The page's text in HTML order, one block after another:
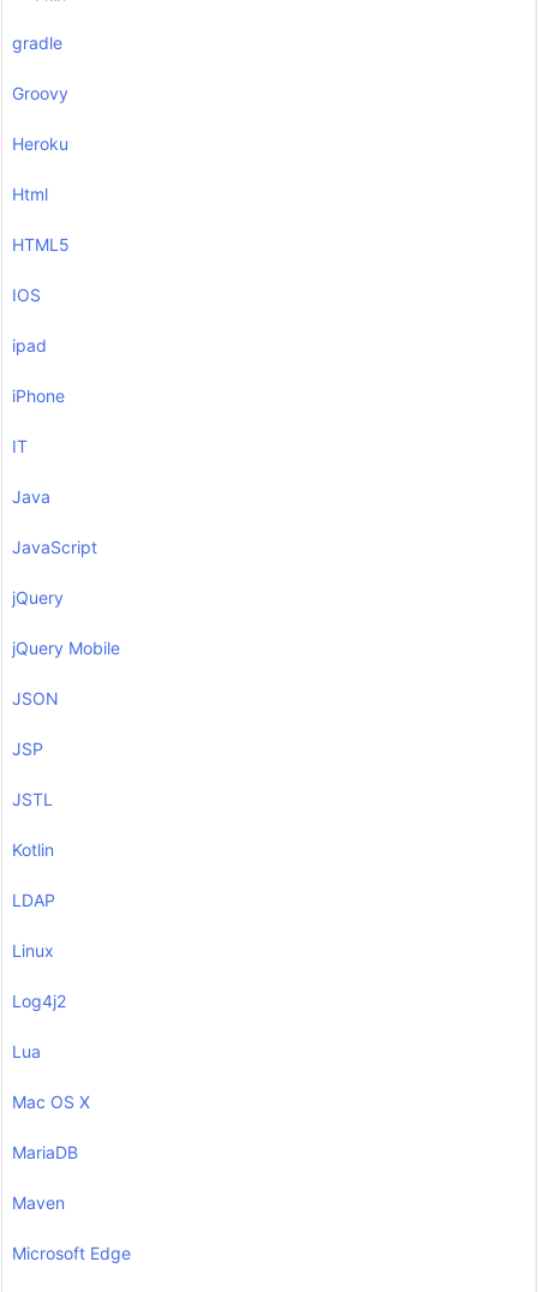
gradle
Groovy
Heroku
Html
HTML5
IOS
ipad
iPhone
IT
Java
JavaScript
jQuery
jQuery Mobile
JSON
JSP
JSTL
Kotlin
LDAP
Linux
Log4j2
Lua
Mac OS X
MariaDB
Maven
Microsoft Edge